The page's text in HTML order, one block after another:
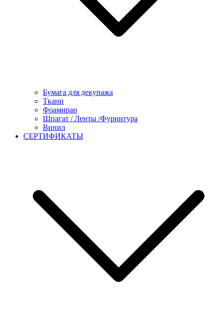
Бумага для декупажа
Ткани
Фоамиран
Шпагат / Ленты /Фурнитура
Винил
СЕРТИФИКАТЫ